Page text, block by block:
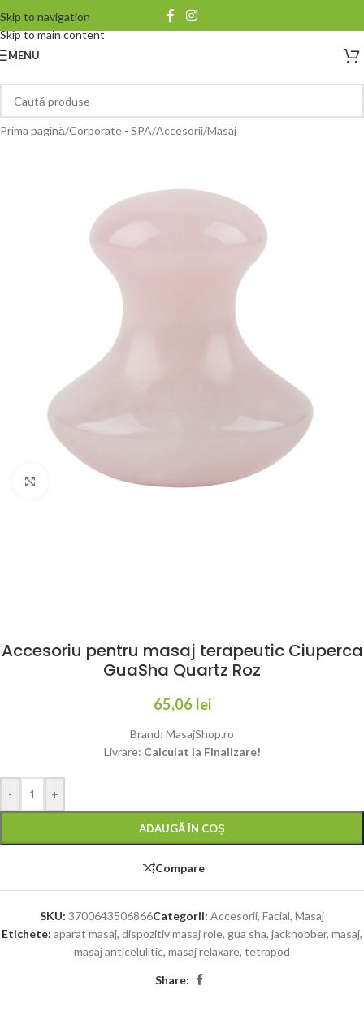
Skip to navigation
Skip to main content
MENU
Prima pagină/Corporate - SPA/Accesorii/Masaj
Click to enlarge
Accesoriu pentru masaj terapeutic Ciuperca
GuaSha Quartz Roz
65,06 lei
Brand: MasajShop.ro
Livrare: Calculat la Finalizare!
- +
ADAUGĂ ÎN COȘ
Compare
SKU: 3700643506866Categorii: Accesorii, Facial, Masaj
Etichete: aparat masaj, dispozitiv masaj role, gua sha, jacknobber, masaj,
masaj anticelulitic, masaj relaxare, tetrapod
Share: